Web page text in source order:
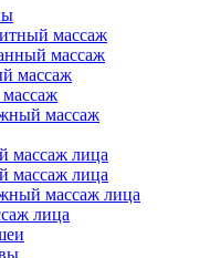
массаж
массаж
массаж
массаж
массаж лица
массаж лица
массаж лица
лица